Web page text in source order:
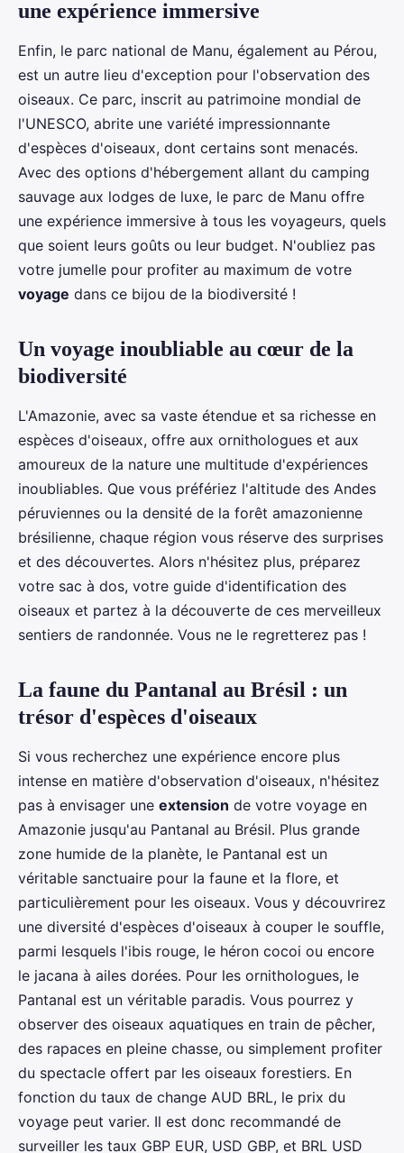
une expérience immersive
Enfin, le parc national de Manu, également au Pérou,
est un autre lieu d'exception pour l'observation des
oiseaux. Ce parc, inscrit au patrimoine mondial de
l'UNESCO, abrite une variété impressionnante
d'espèces d'oiseaux, dont certains sont menacés.
Avec des options d'hébergement allant du camping
sauvage aux lodges de luxe, le parc de Manu offre
une expérience immersive à tous les voyageurs, quels
que soient leurs goûts ou leur budget. N'oubliez pas
votre jumelle pour profiter au maximum de votre
voyage dans ce bijou de la biodiversité !
Un voyage inoubliable au cœur de la
biodiversité
L'Amazonie, avec sa vaste étendue et sa richesse en
espèces d'oiseaux, offre aux ornithologues et aux
amoureux de la nature une multitude d'expériences
inoubliables. Que vous préfériez l'altitude des Andes
péruviennes ou la densité de la forêt amazonienne
brésilienne, chaque région vous réserve des surprises
et des découvertes. Alors n'hésitez plus, préparez
votre sac à dos, votre guide d'identification des
oiseaux et partez à la découverte de ces merveilleux
sentiers de randonnée. Vous ne le regretterez pas !
La faune du Pantanal au Brésil : un
trésor d'espèces d'oiseaux
Si vous recherchez une expérience encore plus
intense en matière d'observation d'oiseaux, n'hésitez
pas à envisager une extension de votre voyage en
Amazonie jusqu'au Pantanal au Brésil. Plus grande
zone humide de la planète, le Pantanal est un
véritable sanctuaire pour la faune et la flore, et
particulièrement pour les oiseaux. Vous y découvrirez
une diversité d'espèces d'oiseaux à couper le souffle,
parmi lesquels l'ibis rouge, le héron cocoi ou encore
le jacana à ailes dorées. Pour les ornithologues, le
Pantanal est un véritable paradis. Vous pourrez y
observer des oiseaux aquatiques en train de pêcher,
des rapaces en pleine chasse, ou simplement profiter
du spectacle offert par les oiseaux forestiers. En
fonction du taux de change AUD BRL, le prix du
voyage peut varier. Il est donc recommandé de
surveiller les taux GBP EUR, USD GBP, et BRL USD